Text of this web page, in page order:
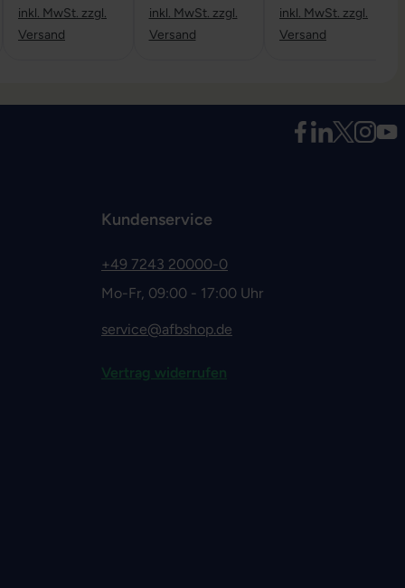
inkl. MwSt. zzgl.
Versand
inkl. MwSt. zzgl.
Versand
inkl. MwSt. zzgl.
Versand
Kundenservice
+49 7243 20000-0
Mo-Fr, 09:00 - 17:00 Uhr
service@afbshop.de
Vertrag widerrufen